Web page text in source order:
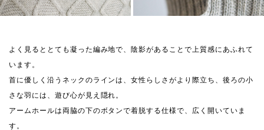
よく見るととても凝った編み地で、陰影があることで上質感にあふれて
います。
首に優しく沿うネックのラインは、女性らしさがより際立ち、後ろの小
さな羽には、遊び心が見え隠れ。
アームホールは両脇の下のボタンで着脱する仕様で、広く開いていま
す。